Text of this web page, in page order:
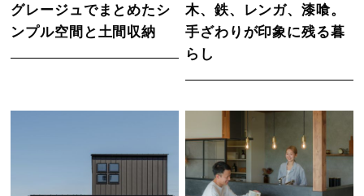
グレージュでまとめたシ
ンプル空間と土間収納
木、鉄、レンガ、漆喰。
手ざわりが印象に残る暮
らし